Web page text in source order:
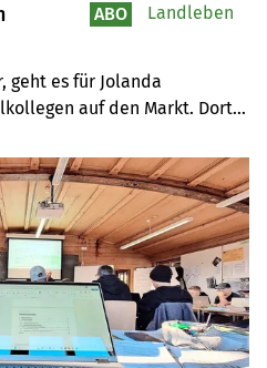
geht es für Jolanda
auf den Markt. Dort
ABO Landleben